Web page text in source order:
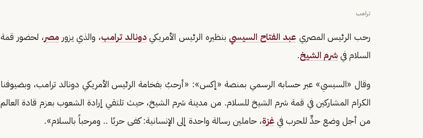
ترامب
رحب الرئيس المصريعبد الفتاح السيسي بنظيره الرئيس الأمريكيدونالد ترامب، والذي يزورمصر، لحضور قمة
السلام في شرم الشيخ.
وقال «السيسي» عبر حسابه الرسمي بمنصة «إكس»: «أرحبُ بفخامة الرئيس الأمريكي دونالد ترامب، وبضيوفنا
الكرام المشاركين في قمة شرم الشيخ للسلام. من مدينة شرم الشيخ، حيث تلتقي إرادة الشعوب بعزم قادة العالم
من أجل وضع حدٍّ للحرب في غزة، حاملين رسالة واحدة إلى الإنسانية: كفى حربًا .. ومرحباً بالسلام».